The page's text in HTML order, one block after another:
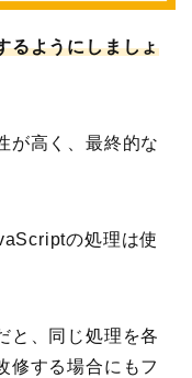
るようにしましょ
が高く、最終的な
の処理は使
と、同じ処理を各
修する場合にもフ